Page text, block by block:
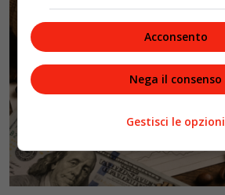
Acconsento
Nega il consenso
Gestisci le opzioni